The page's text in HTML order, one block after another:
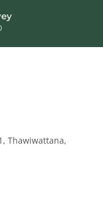
Thawiwattana,